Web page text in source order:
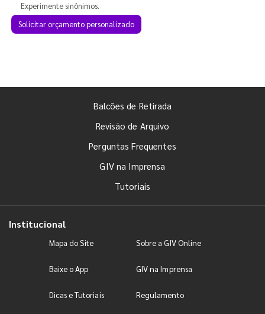
Experimente sinônimos.
Solicitar orçamento personalizado
Balcões de Retirada
Revisão de Arquivo
Perguntas Frequentes
GIV na Imprensa
Tutoriais
Institucional
Mapa do Site Sobre a GIV Online
Baixe o App GIV na Imprensa
Dicas e Tutoriais Regulamento